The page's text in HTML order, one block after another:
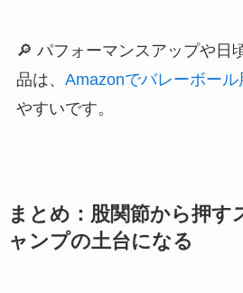
🔎 パフォーマンスアップや日
品は、 Amazonでバレーボール
やすいです。
まとめ：股関節から押す
ャンプの土台になる